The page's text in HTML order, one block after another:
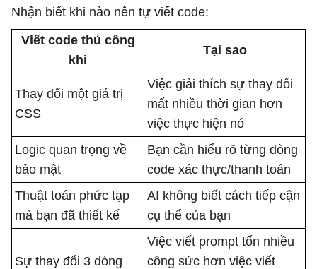
Nhận biết khi nào nên tự viết code:
Viết code thủ công
khi
Tại sao
Thay đổi một giá trị
CSS
Việc giải thích sự thay đổi
mất nhiều thời gian hơn
việc thực hiện nó
Logic quan trọng về
bảo mật
Bạn cần hiểu rõ từng dòng
code xác thực/thanh toán
Thuật toán phức tạp
mà bạn đã thiết kế
AI không biết cách tiếp cận
cụ thể của bạn
Sự thay đổi 3 dòng
Việc viết prompt tốn nhiều
công sức hơn việc viết